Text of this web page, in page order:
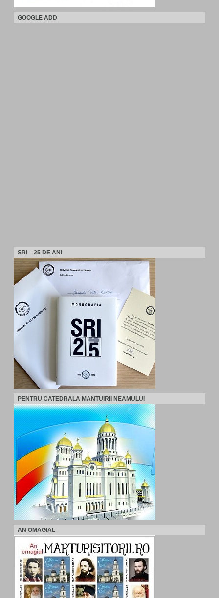
GOOGLE ADD
SRI – 25 DE ANI
PENTRU CATEDRALA MANTUIRII NEAMULUI
AN OMAGIAL